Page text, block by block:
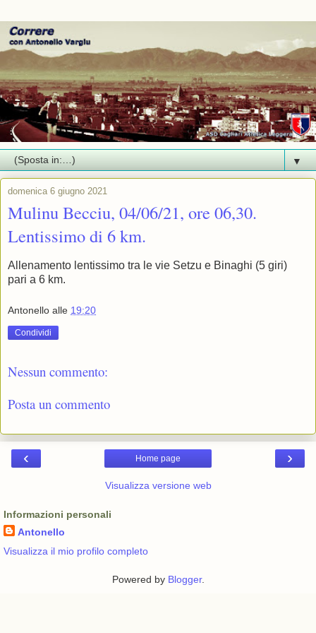
▼
domenica 6 giugno 2021
Mulinu Becciu, 04/06/21, ore 06,30.
Lentissimo di 6 km.
Allenamento lentissimo tra le vie Setzu e Binaghi (5 giri)
pari a 6 km.
Antonello alle 19:20
Condividi
Nessun commento:
Posta un commento
‹ ›
Home page
Visualizza versione web
Informazioni personali
Antonello
Visualizza il mio profilo completo
Powered by Blogger.